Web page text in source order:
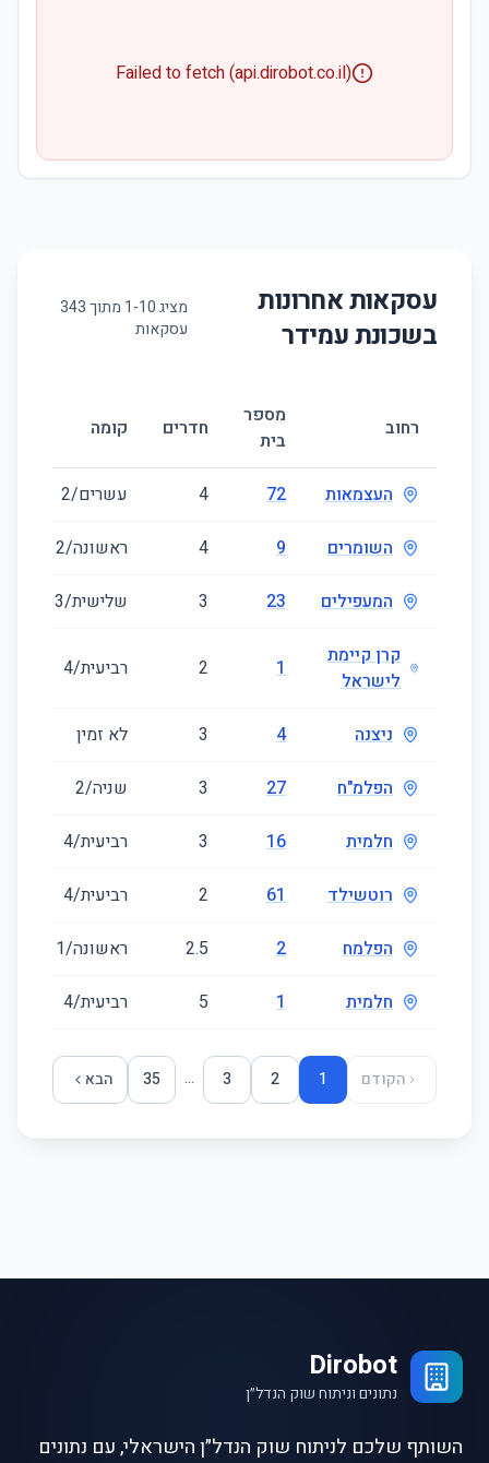
Failed to fetch (api.dirobot.co.il)
עסקאות אחרונות
בשכונתעמידר
מציג 1-10 מתוך343
עסקאות
רחוב
מספר
בית
חדרים קומה
העצמאות 72
4 עשרים/2
השומרים 9
4 ראשונה/2
המעפילים 23
3 שלישית/3
קרן קיימת
לישראל
1
2 רביעית/4
ניצנה 4
3 לא זמין
הפלמ"ח 27
3 שניה/2
חלמית 16
3 רביעית/4
רוטשילד 61
2 רביעית/4
הפלמח 2
2.5 ראשונה/1
חלמית 1
5 רביעית/4
הקודם 1
2
3
...
35 הבא
Dirobot
נתונים וניתוח שוק הנדל״ן
השותף שלכם לניתוח שוק הנדל״ן הישראלי, עם נתונים